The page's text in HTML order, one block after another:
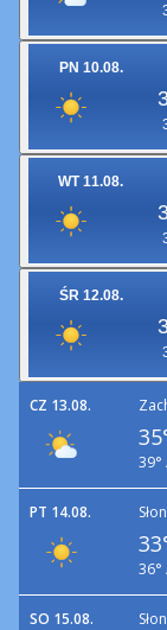
PN 10.08.
WT 11.08.
ŚR 12.08.
CZ 13.08.
39°
PT 14.08.
36°
SO 15.08.